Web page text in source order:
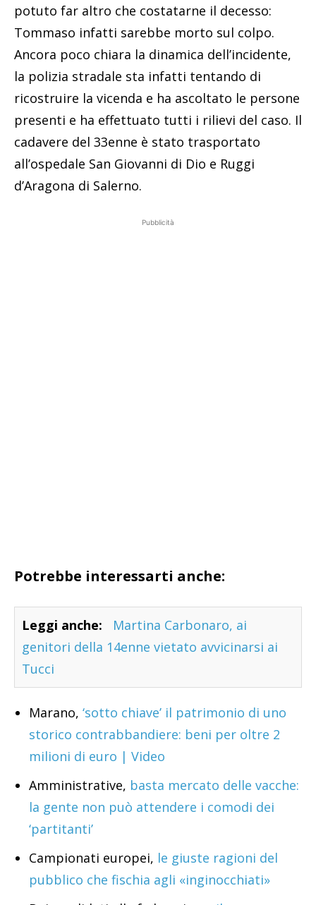
potuto far altro che costatarne il decesso:
Tommaso infatti sarebbe morto sul colpo.
Ancora poco chiara la dinamica dell’incidente,
la polizia stradale sta infatti tentando di
ricostruire la vicenda e ha ascoltato le persone
presenti e ha effettuato tutti i rilievi del caso. Il
cadavere del 33enne è stato trasportato
all’ospedale San Giovanni di Dio e Ruggi
d’Aragona di Salerno.
Pubblicità
Potrebbe interessarti anche:
Leggi anche:
Martina Carbonaro, ai
genitori della 14enne vietato avvicinarsi ai
Tucci
Marano, ‘sotto chiave’ il patrimonio di uno
storico contrabbandiere: beni per oltre 2
milioni di euro | Video
Amministrative, basta mercato delle vacche:
la gente non può attendere i comodi dei
‘partitanti’
Campionati europei, le giuste ragioni del
pubblico che fischia agli «inginocchiati»